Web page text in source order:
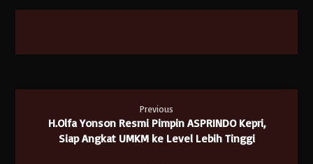
Previous
H.Olfa Yonson Resmi Pimpin ASPRINDO Kepri,
Siap Angkat UMKM ke Level Lebih Tinggi